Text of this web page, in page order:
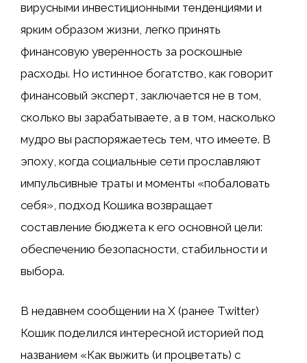
вирусными инвестиционными тенденциями и
ярким образом жизни, легко принять
финансовую уверенность за роскошные
расходы. Но истинное богатство, как говорит
финансовый эксперт, заключается не в том,
сколько вы зарабатываете, а в том, насколько
мудро вы распоряжаетесь тем, что имеете. В
эпоху, когда социальные сети прославляют
импульсивные траты и моменты «побаловать
себя», подход Кошика возвращает
составление бюджета к его основной цели:
обеспечению безопасности, стабильности и
выбора.
В недавнем сообщении на X (ранее Twitter)
Кошик поделился интересной историей под
названием «Как выжить (и процветать) с